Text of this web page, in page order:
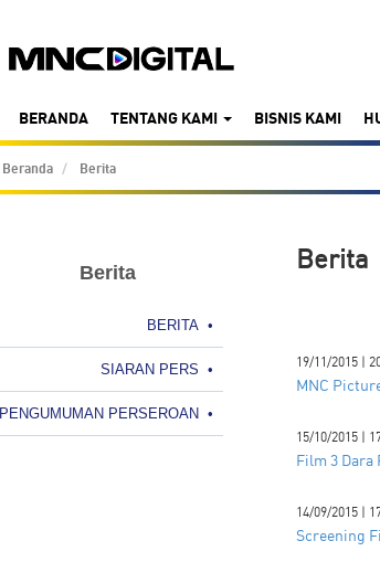
BERANDA TENTANG KAMI BISNIS KAMI
Beranda Berita
Berita
•
BERITA
•
SIARAN PERS
•
PENGUMUMAN PERSEROAN
Berita
19/11/2015 |
MNC
15/10/2015 |
Film 3 Dara
14/09/2015 |
Screening